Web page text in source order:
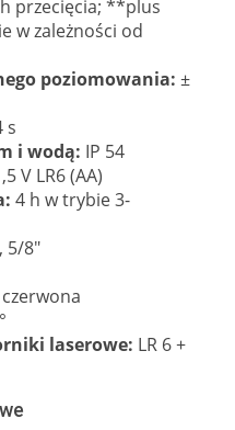
przecięcia; **plus
w zależności od
poziomowania: ±
s
i wodą: IP 54
V LR6 (AA)
4 h w trybie 3-
5/8"
czerwona
laserowe: LR 6 +